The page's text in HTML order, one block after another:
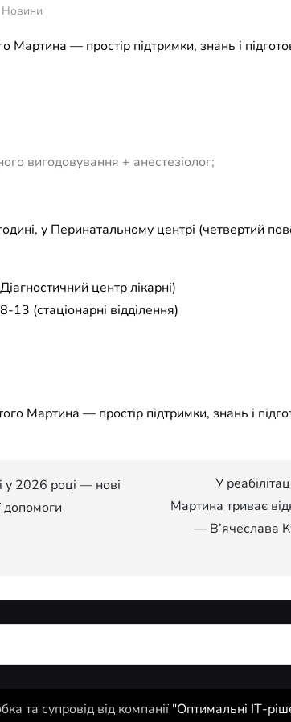
Новини
Мартина — простір підтримки, знань і
вигодовування + анестезіолог;
у Перинатальному центрі (четвертий
центр лікарні)
(стаціонарні відділення)
у 2026 році — нові
допомоги
У
Мартина триває
— В’ячеслава
та супровід від компанії "Оптимальні ІТ-